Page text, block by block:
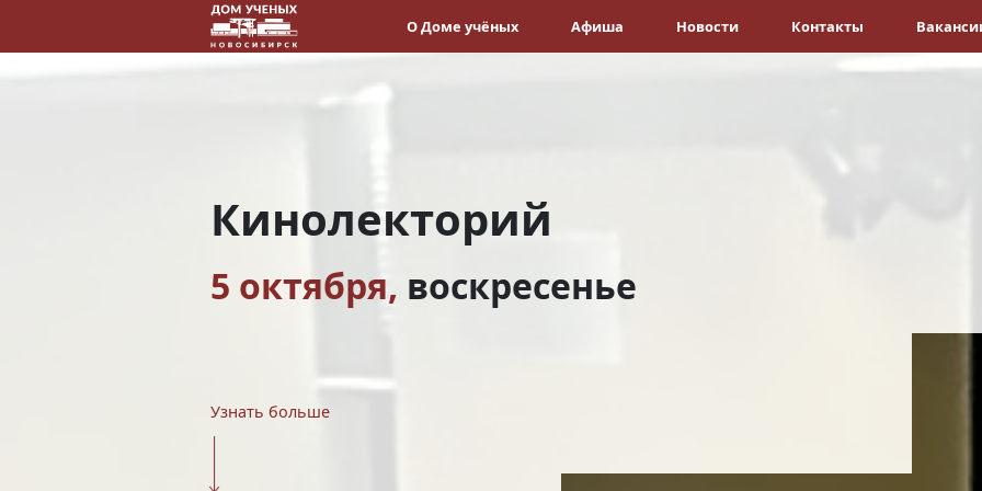
О Доме учёных Афиша Новости Контакты
Кинолекторий
5 октября, воскресенье
Узнать больше